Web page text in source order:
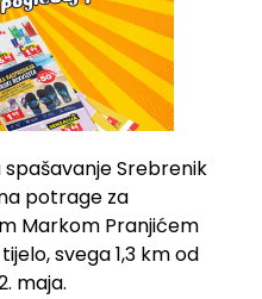
spašavanje Srebrenik
potrage za
Markom Pranjićem
svega 1,3 km od
maja.